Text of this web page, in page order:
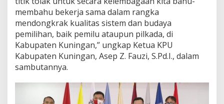
membahu bekerja sama dalam rangka
mendongkrak kualitas sistem dan budaya
pemilihan, baik pemilu ataupun pilkada, di
Kabupaten Kuningan,” ungkap Ketua KPU
Kabupaten Kuningan, Asep Z. Fauzi, S.Pd.I., dalam
sambutannya.